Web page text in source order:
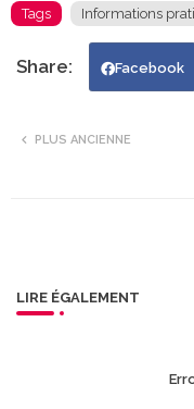
Tags Informations
Facebook
PLUS ANCIENNE
LIRE ÉGALEMENT